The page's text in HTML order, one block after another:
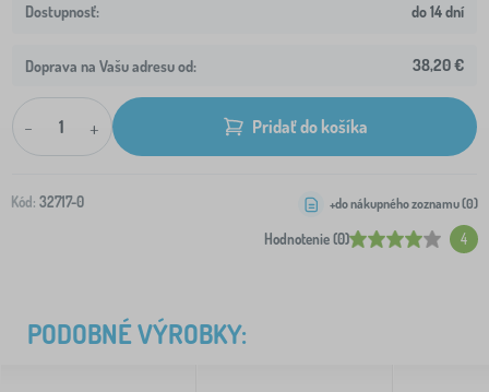
do 14 dní
Doprava na Vašu adresu od: 38,20 €
- + Pridať do košíka
Kód: 32717-0
Hodnotenie (0) 4
+do nákupného zoznamu (0)
PODOBNÉ VÝROBKY: